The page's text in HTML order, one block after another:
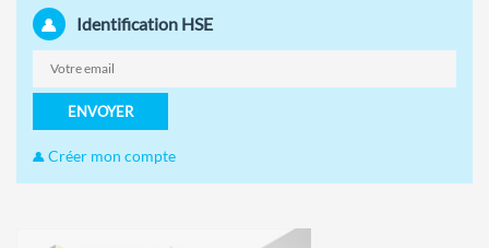
Identification HSE
ENVOYER
Créer mon compte